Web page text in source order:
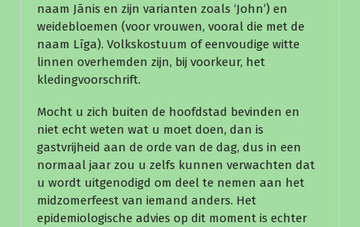
naam Jānis en zijn varianten zoals ‘John’) en
weidebloemen (voor vrouwen, vooral die met de
naam Līga). Volkskostuum of eenvoudige witte
linnen overhemden zijn, bij voorkeur, het
kledingvoorschrift.
Mocht u zich buiten de hoofdstad bevinden en
niet echt weten wat u moet doen, dan is
gastvrijheid aan de orde van de dag, dus in een
normaal jaar zou u zelfs kunnen verwachten dat
u wordt uitgenodigd om deel te nemen aan het
midzomerfeest van iemand anders. Het
epidemiologische advies op dit moment is echter